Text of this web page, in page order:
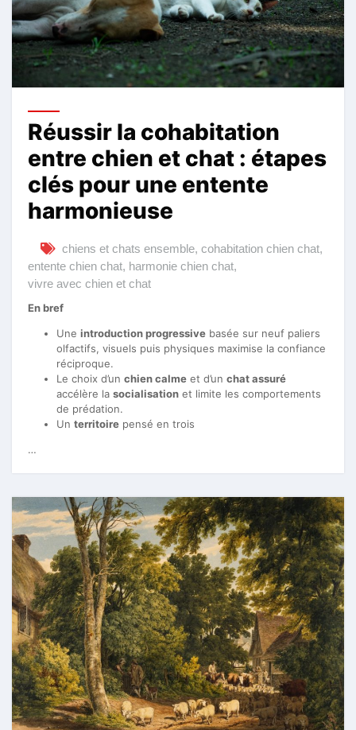
Réussir la cohabitation
entre chien et chat : étapes
clés pour une entente
harmonieuse
chiens et chats ensemble, cohabitation chien chat,
entente chien chat, harmonie chien chat,
vivre avec chien et chat
En bref
Une introduction progressive basée sur neuf paliers
olfactifs, visuels puis physiques maximise la confiance
réciproque.
Le choix d’un chien calme et d’un chat assuré
accélère la socialisation et limite les comportements
de prédation.
Un territoire pensé en trois
…